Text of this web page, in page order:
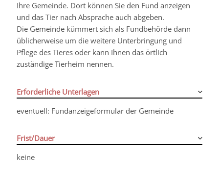
Ihre Gemeinde. Dort können Sie den Fund anzeigen
und das Tier nach Absprache auch abgeben.
Die Gemeinde kümmert sich als Fundbehörde dann
üblicherweise um die weitere Unterbringung und
Pflege des Tieres oder kann Ihnen das örtlich
zuständige Tierheim nennen.
Erforderliche Unterlagen
eventuell: Fundanzeigeformular der Gemeinde
Frist/Dauer
keine